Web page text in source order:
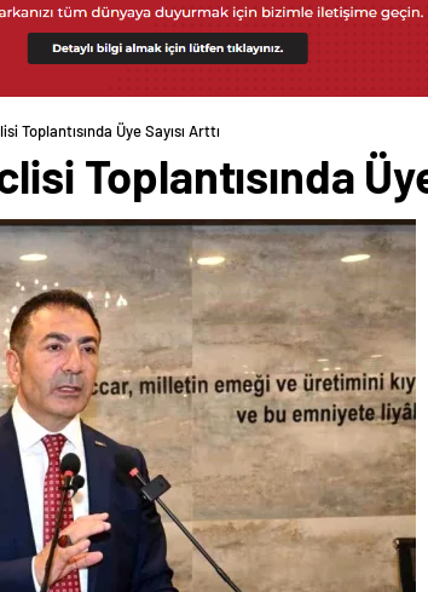
Toplantısında Üye Sayısı Arttı
Toplantısında